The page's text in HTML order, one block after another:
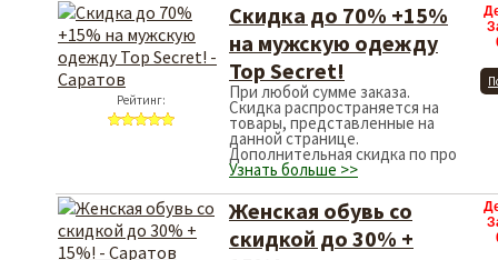
Рейтинг:
Скидка до 70% +15%
на мужскую одежду
Top Secret!
При любой сумме заказа.
Скидка распространяется на
товары, представленные на
данной странице.
Дополнительная скидка по про
Узнать больше >>
Женская обувь со
скидкой до 30% +